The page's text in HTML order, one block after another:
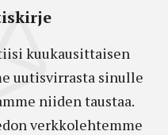
kuukausittaisen
uutisvirrasta sinulle
niiden taustaa.
verkkolehtemme